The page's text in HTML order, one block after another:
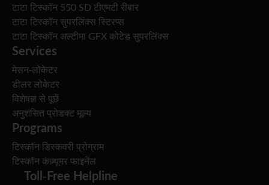
टाटा टिस्कॉन 550 SD टीएमटी रीबार
टाटा टिस्कॉन सुपरलिंक्स स्टिरप्स
टाटा टिस्कॉन अल्टीमा GFX कोटेड सुपरलिंक्स
Services
मेसन-लोकेटर
डीलर लोकेटर
विशेषज्ञ से पूछें
अनुशंसित प्रोडक्ट मूल्य
Programs
टिस्कॉन डिस्कवरी प्रोग्राम
टिस्कॉन कंज़्यूमर फाइनेंल
Toll-Free Helpline